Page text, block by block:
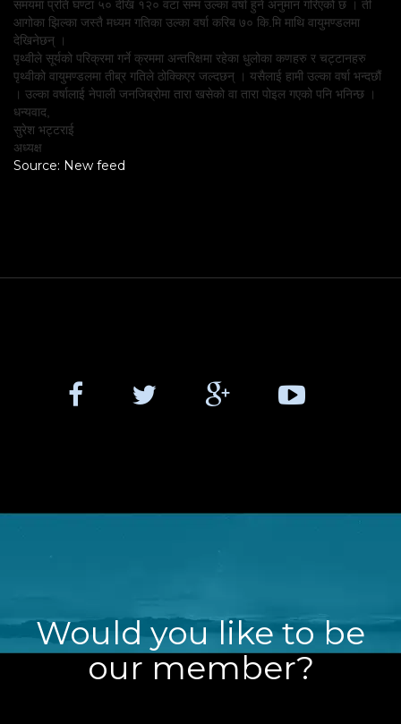
समयमा प्रति घण्टा ५० देखि १२० वटा सम्म उल्का वर्षा हुने अनुमान गरिएको छ । ती
आगोका झिल्का जस्तै मध्यम गतिका उल्का वर्षा करिब ७० कि.मि माथि वायुमण्डलमा
देखिनेछन् ।
पृथ्वीले सूर्यको परिक्रमा गर्ने क्रममा अन्तरिक्षमा रहेका धुलोका कणहरु र चट्टानहरु
पृथ्वीको वायुमण्डलमा तीब्र गतिले ठोक्किएर जल्दछन् । यसैलाई हामी उल्का वर्षा भन्दछौं
। उल्का वर्षालाई नेपाली जनजिब्रोमा तारा खसेको वा तारा पोइल गएको पनि भनिन्छ ।
धन्यवाद,
सुरेश भट्टराई
अध्यक्ष
Source: New feed
Would you like to be
our member?